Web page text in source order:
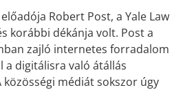
Robert Post, a Yale Law
korábbi dékánja volt. Post a
zajló internetes forradalom
a digitálisra való átállás
médiát sokszor úgy